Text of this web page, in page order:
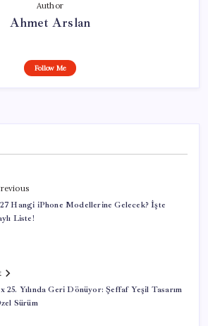
Author
Ahmet Arslan
Follow Me
Hangi iPhone Modellerine Gelecek? İşte
Liste!
25. Yılında Geri Dönüyor: Şeffaf Yeşil Tasarım
Sürüm